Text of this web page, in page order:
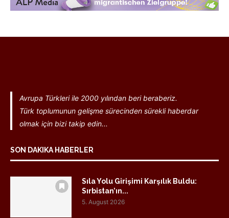
Avrupa Türkleri ile 2000 yılından beri beraberiz.
Türk toplumunun gelişme sürecinden sürekli haberdar
olmak için bizi takip edin...
SON DAKIKA HABERLER
Sıla Yolu Girişimi Karşılık Buldu:
Sırbistan’ın...
5. August 2026